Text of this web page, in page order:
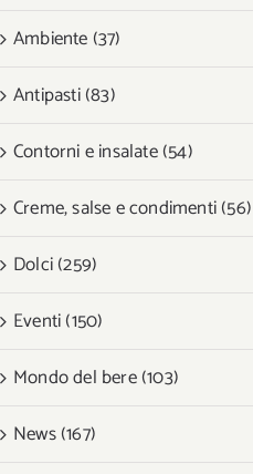
Ambiente (37)
Antipasti (83)
Contorni e insalate (54)
Creme, salse e condimenti (56)
Dolci (259)
Eventi (150)
Mondo del bere (103)
News (167)